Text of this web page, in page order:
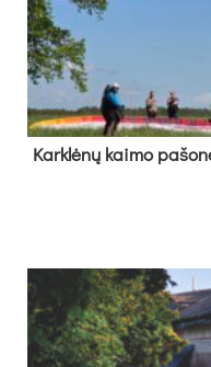
Kark­lė­nų kai­mo